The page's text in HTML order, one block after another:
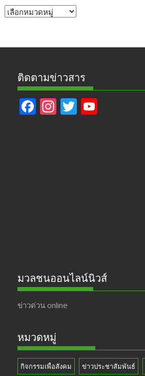
หัวข้อ
ติดตามข่าวสาร
F In T
มวลชนออนไลน์นิวส์
ข่าวด่วน online
หมวดหมู่
กิจกรรมเพื่อสังคม ข่าวประชาสัมพันธ์